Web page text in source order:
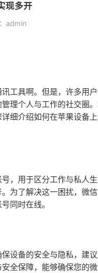
现多开
admin
工具啊。但是，许多用
理个人与工作的社交圈
细介绍如何在苹果设备
，用于区分工作与私人
为了解决这一困扰，微
同时在线。
设备的安全与隐私，建
全保障，能够确保您的